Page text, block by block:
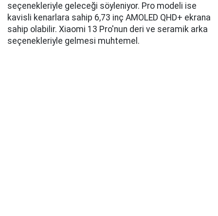
seçenekleriyle geleceği söyleniyor. Pro modeli ise
kavisli kenarlara sahip 6,73 inç AMOLED QHD+ ekrana
sahip olabilir. Xiaomi 13 Pro'nun deri ve seramik arka
seçenekleriyle gelmesi muhtemel.